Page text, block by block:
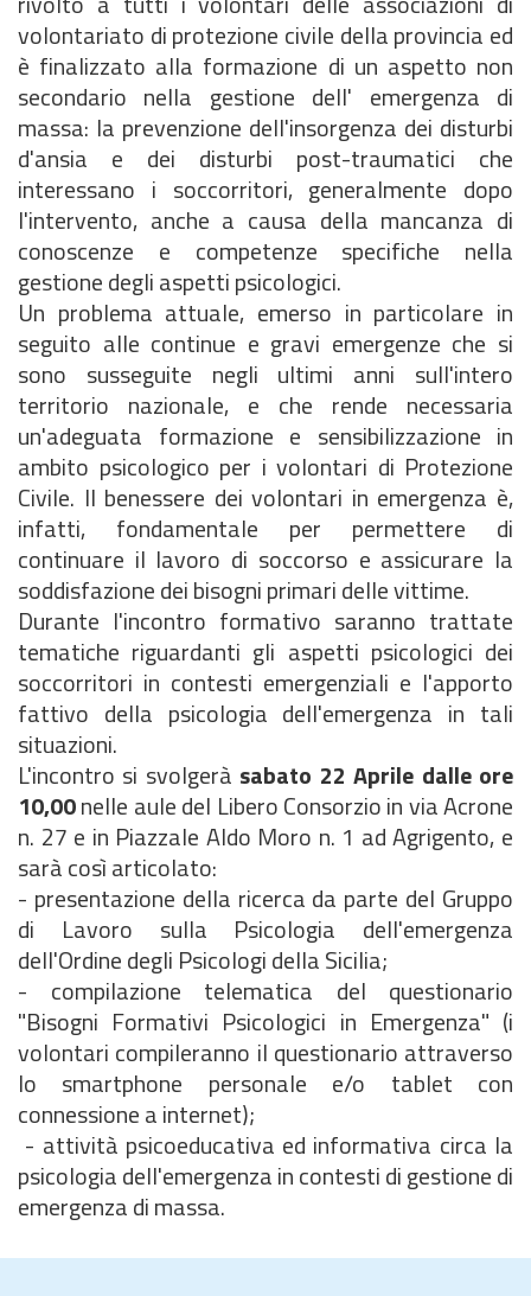
volontariato di protezione civile della provincia ed
è finalizzato alla formazione di un aspetto non
secondario nella gestione dell' emergenza di
massa: la prevenzione dell'insorgenza dei disturbi
d'ansia e dei disturbi post-traumatici che
interessano i soccorritori, generalmente dopo
l'intervento, anche a causa della mancanza di
conoscenze e competenze specifiche nella
gestione degli aspetti psicologici.
Un problema attuale, emerso in particolare in
seguito alle continue e gravi emergenze che si
sono susseguite negli ultimi anni sull'intero
territorio nazionale, e che rende necessaria
un'adeguata formazione e sensibilizzazione in
ambito psicologico per i volontari di Protezione
Civile. Il benessere dei volontari in emergenza è,
infatti, fondamentale per permettere di
continuare il lavoro di soccorso e assicurare la
soddisfazione dei bisogni primari delle vittime.
Durante l'incontro formativo saranno trattate
tematiche riguardanti gli aspetti psicologici dei
soccorritori in contesti emergenziali e l'apporto
fattivo della psicologia dell'emergenza in tali
situazioni.
L'incontro si svolgerà sabato 22 Aprile dalle ore
10,00nelle aule del Libero Consorzio in via Acrone
n. 27 e in Piazzale Aldo Moro n. 1 ad Agrigento, e
sarà così articolato:
- presentazione della ricerca da parte del Gruppo
di Lavoro sulla Psicologia dell'emergenza
dell'Ordine degli Psicologi della Sicilia;
-
compilazione telematica del questionario
"Bisogni Formativi Psicologici in Emergenza" (i
volontari compileranno il questionario attraverso
lo smartphone personale e/o tablet con
connessione a internet);
- attività psicoeducativa ed informativa circa la
psicologia dell'emergenza in contesti di gestione di
emergenza di massa.